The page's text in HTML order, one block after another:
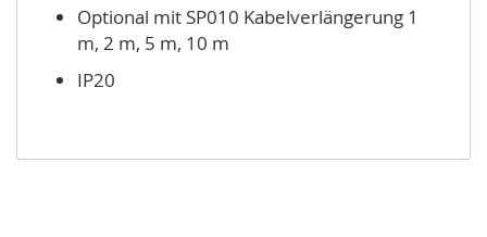
Optional mit SP010 Kabelverlängerung 1
m, 2 m, 5 m, 10 m
IP20